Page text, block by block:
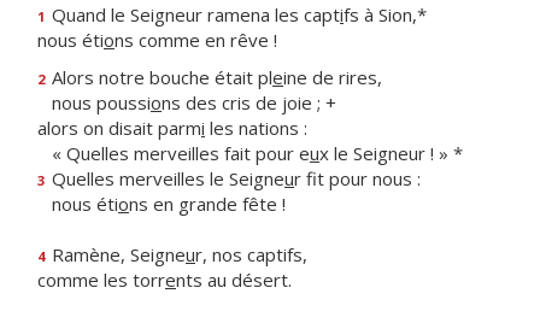
1 Quand le Seigneur ramena les captifs à Sion,*
nous étions comme en rêve !
2 Alors notre bouche était pleine de rires,
nous poussions des cris de joie ; +
alors on disait parmi les nations :
« Quelles merveilles fait pour eux le Seigneur ! » *
3 Quelles merveilles le Seigneur fit pour nous :
nous étions en grande fête !
4 Ramène, Seigneur, nos captifs,
comme les torrents au désert.